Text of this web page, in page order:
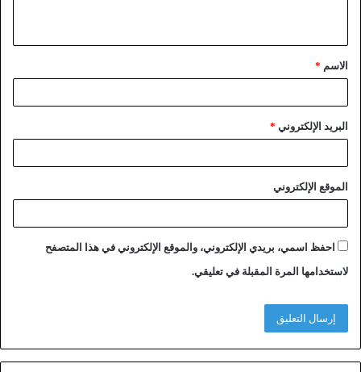
الاسم *
البريد الإلكتروني *
الموقع الإلكتروني
احفظ اسمي، بريدي الإلكتروني، والموقع الإلكتروني في هذا المتصفح
لاستخدامها المرة المقبلة في تعليقي.